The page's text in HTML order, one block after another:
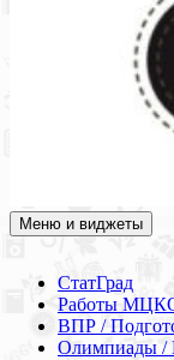
Академия СОВА
Подготовка к
Меню и виджеты
СтатГрад
Работы
ВПР /
Олимпиады /